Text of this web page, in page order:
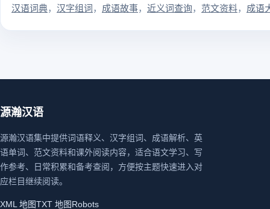
汉语词典 汉字组词 成语故事 近义词查询 范文资料 成语
源瀚汉语
源瀚汉语集中提供词语释义、汉字组词、成语解析、英
语单词、范文资料和课外阅读内容，适合语文学习、写
作参考、日常积累和备考查阅，方便按主题快速进入对
应栏目继续阅读。
XML 地图TXT 地图Robots